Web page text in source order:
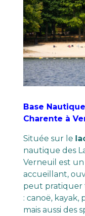
Base
Charente à
Située sur le
nautique des
Verneuil est
accueillant,
peut pratiquer
: canoë,
mais aussi des